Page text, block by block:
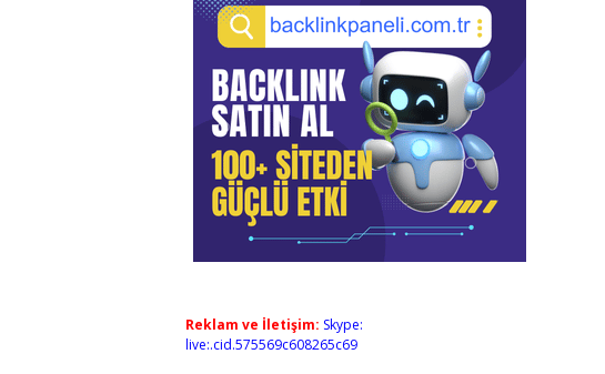
Reklam ve İletişim: Skype:
live:.cid.575569c608265c69